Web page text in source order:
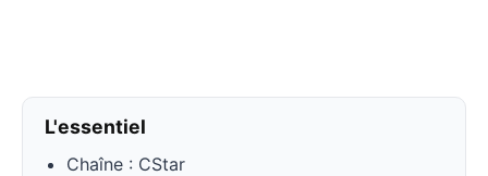
L'essentiel
Chaîne : CStar